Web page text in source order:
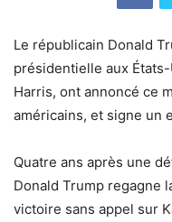
Le républicain Donald
présidentielle aux
Harris, ont annoncé ce
américains, et signe un
Quatre ans après une
Donald Trump regagne
victoire sans appel sur